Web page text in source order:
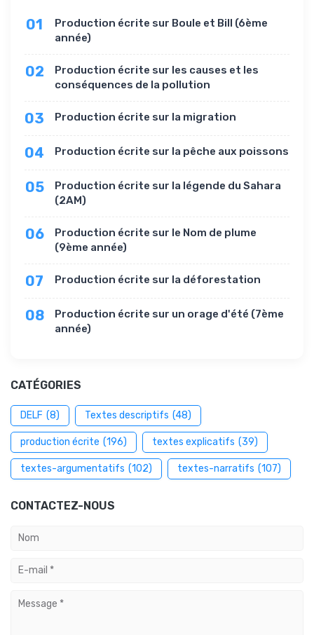
01
Production écrite sur Boule et Bill (6ème
année)
02
Production écrite sur les causes et les
conséquences de la pollution
03 Production écrite sur la migration
04 Production écrite sur la pêche aux poissons
05
Production écrite sur la légende du Sahara
(2AM)
06
Production écrite sur le Nom de plume
(9ème année)
07 Production écrite sur la déforestation
08
Production écrite sur un orage d'été (7ème
année)
CATÉGORIES
DELF (8) Textes descriptifs (48)
production écrite (196) textes explicatifs (39)
textes-argumentatifs (102) textes-narratifs (107)
CONTACTEZ-NOUS